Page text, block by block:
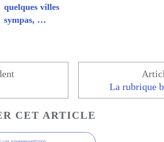
quelques villes
sympas, …
La rubrique
CET ARTICLE